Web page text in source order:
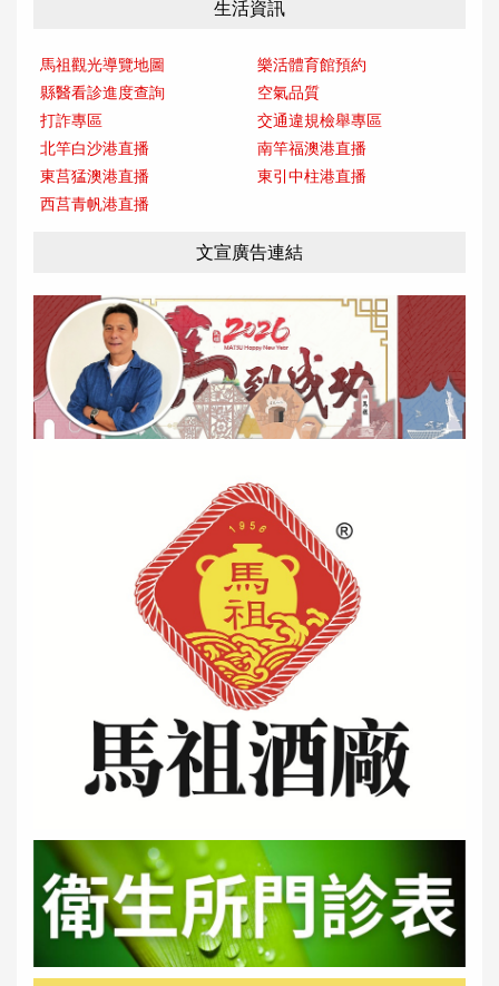
生活資訊
馬祖觀光導覽地圖
樂活體育館預約
縣醫看診進度查詢
空氣品質
打詐專區
交通違規檢舉專區
北竿白沙港直播
南竿福澳港直播
東莒猛澳港直播
東引中柱港直播
西莒青帆港直播
文宣廣告連結